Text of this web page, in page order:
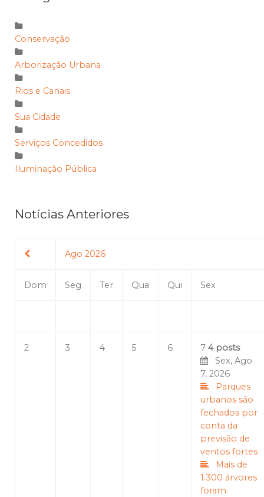
Conservação
Arborização Urbana
Rios e Canais
Sua Cidade
Serviços Concedidos
Iluminação Pública
Notícias Anteriores
Ago 2026
Dom Seg Ter Qua Qui Sex
2 3 4 5 6 7 4 posts
Sex, Ago
7, 2026
Parques
urbanos são
fechados por
conta da
previsão de
ventos fortes
Mais de
1.300 árvores
foram